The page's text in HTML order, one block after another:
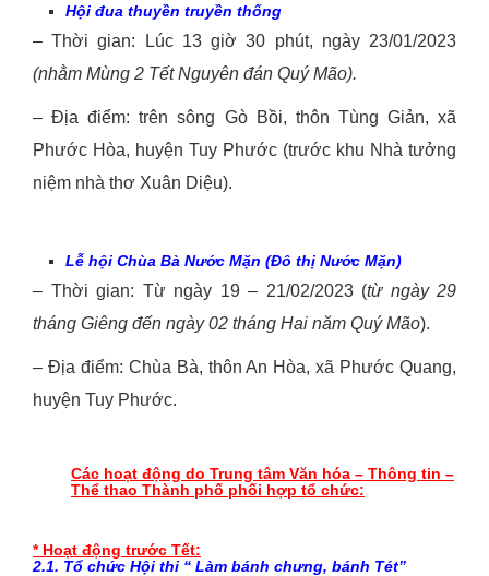
Hội đua thuyền truyền thống
– Thời gian: Lúc 13 giờ 30 phút, ngày 23/01/2023
(nhằm Mùng 2 Tết Nguyên đán Quý Mão).
– Địa điểm: trên sông Gò Bồi, thôn Tùng Giản, xã
Phước Hòa, huyện Tuy Phước (trước khu Nhà tưởng
niệm nhà thơ Xuân Diệu).
Lễ hội Chùa Bà Nước Mặn (Đô thị Nước Mặn)
– Thời gian: Từ ngày 19 – 21/02/2023 (từ ngày 29
tháng Giêng đến ngày02 tháng Hai năm Quý Mão).
– Địa điểm: Chùa Bà, thôn An Hòa, xã Phước Quang,
huyện Tuy Phước.
Các hoạt động do Trung tâm Văn hóa – Thông tin –
Thể thao Thành phố phối hợp tổ chức:
* Hoạt động trước Tết:
2.1. Tổ chức Hội thi “ Làm bánh chưng, bánh Tét”